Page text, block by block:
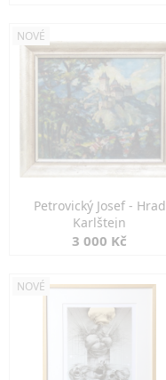
NOVÉ
Petrovický Josef - Hrad
Karlštejn
3 000 Kč
NOVÉ